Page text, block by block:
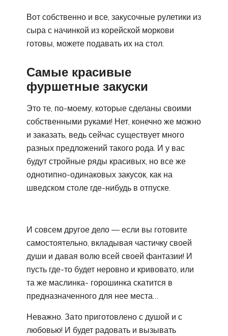
Вот собственно и все, закусочные рулетики из
сыра с начинкой из корейской моркови
готовы, можете подавать их на стол.
Самые красивые
фуршетные закуски
Это те, по-моему, которые сделаны своими
собственными руками! Нет, конечно же можно
и заказать, ведь сейчас существует много
разных предложений такого рода. И у вас
будут стройные ряды красивых, но все же
однотипно-одинаковых закусок, как на
шведском столе где-нибудь в отпуске.
И совсем другое дело — если вы готовите
самостоятельно, вкладывая частичку своей
души и давая волю всей своей фантазии! И
пусть где-то будет неровно и кривовато, или
та же маслинка- горошинка скатится в
предназначенного для нее места…
Неважно. Зато приготовлено с душой и с
любовью! И будет радовать и вызывать